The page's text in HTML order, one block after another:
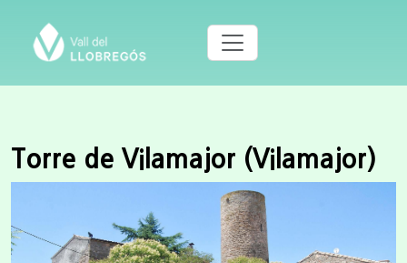
Torre de Vilamajor (Vilamajor)